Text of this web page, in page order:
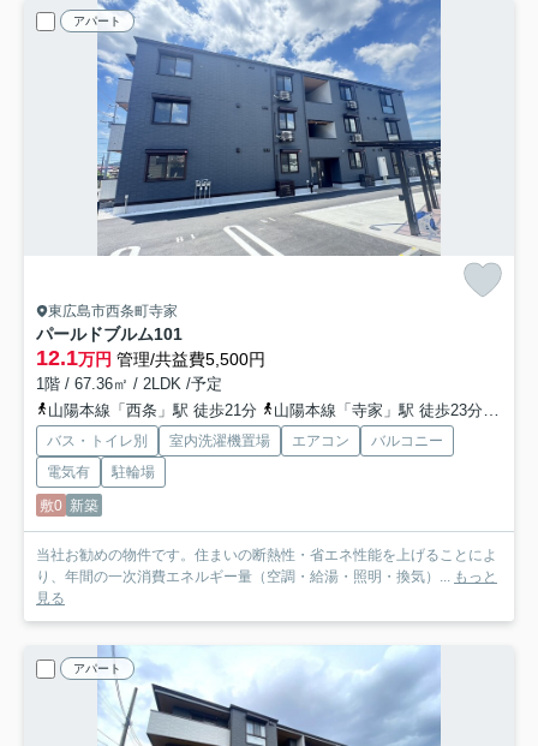
アパート
東広島市西条町寺家
パールドブルム101
12.1万円 管理/共益費5,500円
1階 / 67.36㎡ / 2LDK /予定
山陽本線「西条」駅 徒歩21分
山陽本線「寺家」駅 徒歩23分
バス・トイレ別 室内洗濯機置場 エアコン
バルコニー
電気有
駐輪場
敷0 新築
当社お勧めの物件です。住まいの断熱性・省エネ性能を上げることによ
り、年間の一次消費エネルギー量（空調・給湯・照明・換気）...
もっと
見る
アパート